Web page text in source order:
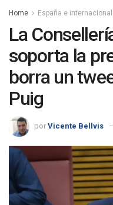
Home España e internacional
La
soporta la
borra un
Puig
por Vicente Bellvis